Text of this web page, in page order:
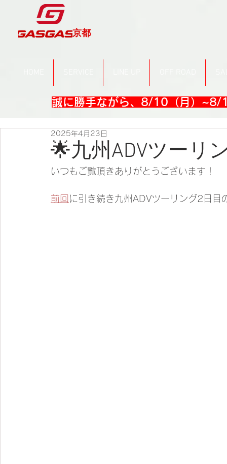
京都
誠に勝手ながら、8/10（月）~8/
🌟九州ADVツーリ
2025年4月23日
いつもご覧頂きありがとうございます！
前回 に引き続き九州ADVツーリング2日目